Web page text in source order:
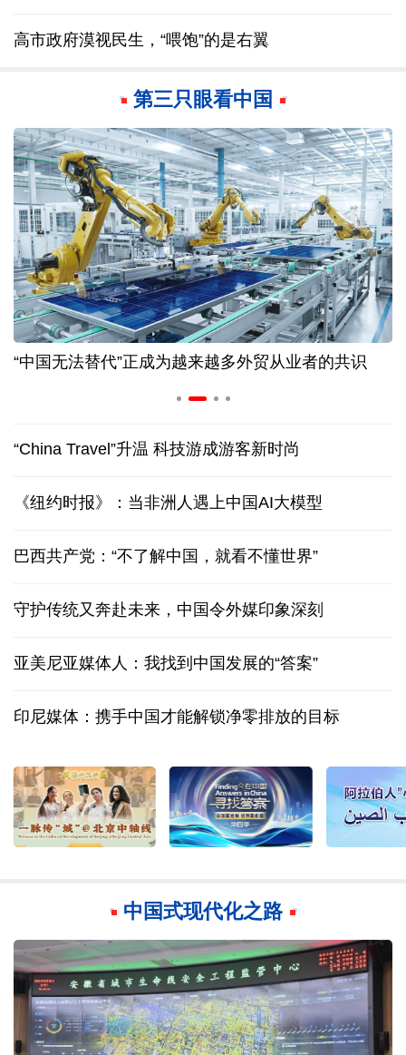
高市政府漠视民生，“喂饱”的是右翼
第三只眼看中国
“中国无法替代”正成为越来越多外贸从业者的共识
“China Travel”升温 科技游成游客新时尚
《纽约时报》：当非洲人遇上中国AI大模型
巴西共产党：“不了解中国，就看不懂世界”
守护传统又奔赴未来，中国令外媒印象深刻
亚美尼亚媒体人：我找到中国发展的“答案”
印尼媒体：携手中国才能解锁净零排放的目标
中国式现代化之路